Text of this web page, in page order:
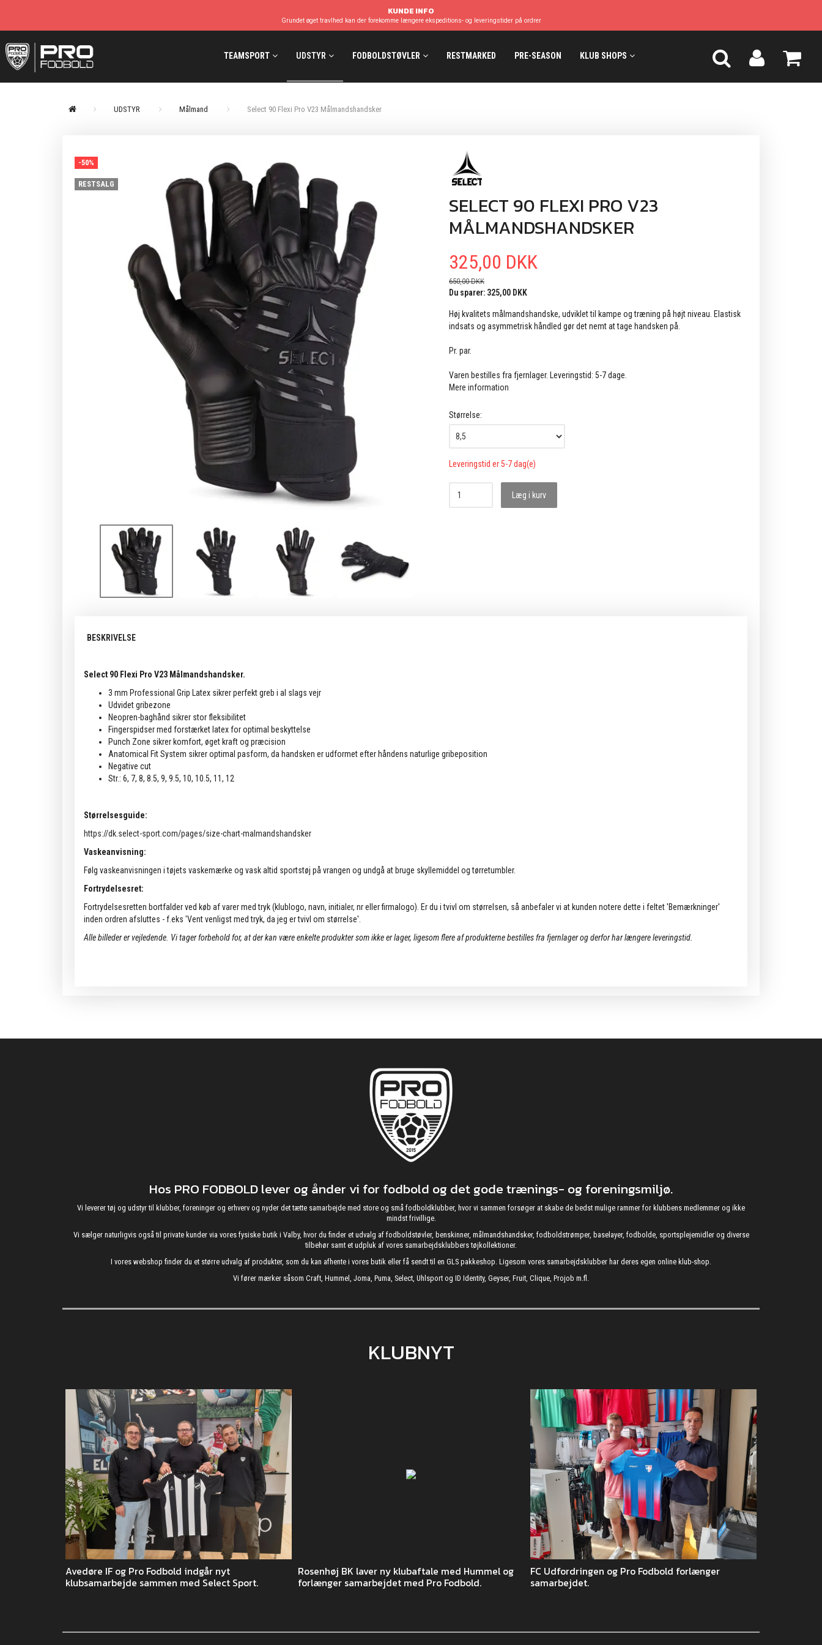
KUNDE INFO
Grundet øget travlhed kan der forekomme længere ekspeditions- og leveringstider på ordrer
TEAMSPORT UDSTYR FODBOLDSTØVLER RESTMARKED PRE-SEASON KLUB SHOPS
UDSTYR Målmand Select 90 Flexi Pro V23 Målmandshandsker
-50%
RESTSALG
SELECT 90 FLEXI PRO V23
MÅLMANDSHANDSKER
325,00 DKK
650,00 DKK
Du sparer: 325,00 DKK
Høj kvalitets målmandshandske, udviklet til kampe og træning på højt niveau. Elastisk
indsats og asymmetrisk håndled gør det nemt at tage handsken på.
Pr. par.
Varen bestilles fra fjernlager. Leveringstid: 5-7 dage.
Mere information
Størrelse:
Leveringstid er 5-7 dag(e)
Læg i kurv
BESKRIVELSE
Select 90 Flexi Pro V23 Målmandshandsker.
3 mm Professional Grip Latex sikrer perfekt greb i al slags vejr
Udvidet gribezone
Neopren-baghånd sikrer stor fleksibilitet
Fingerspidser med forstærket latex for optimal beskyttelse
Punch Zone sikrer komfort, øget kraft og præcision
Anatomical Fit System sikrer optimal pasform, da handsken er udformet efter håndens naturlige gribeposition
Negative cut
Str.: 6, 7, 8, 8.5, 9, 9.5, 10, 10.5, 11, 12
Størrelsesguide:
https://dk.select-sport.com/pages/size-chart-malmandshandsker
Vaskeanvisning:
Følg vaskeanvisningen i tøjets vaskemærke og vask altid sportstøj på vrangen og undgå at bruge skyllemiddel og tørretumbler.
Fortrydelsesret:
Fortrydelsesretten bortfalder ved køb af varer med tryk (klublogo, navn, initialer, nr eller firmalogo). Er du i tvivl om størrelsen, så anbefaler vi at kunden notere dette i feltet 'Bemærkninger'
inden ordren afsluttes - f.eks 'Vent venligst med tryk, da jeg er tvivl om størrelse'.
Alle billeder er vejledende. Vi tager forbehold for, at der kan være enkelte produkter som ikke er lager, ligesom flere af produkterne bestilles fra fjernlager og derfor har længere leveringstid.
Hos PRO FODBOLD lever og ånder vi for fodbold og det gode trænings- og foreningsmiljø.
Vi leverer tøj og udstyr til klubber, foreninger og erhverv og nyder det tætte samarbejde med store og små fodboldklubber, hvor vi sammen forsøger at skabe de bedst mulige rammer for klubbens medlemmer og ikke
mindst frivillige.
Vi sælger naturligvis også til private kunder via vores fysiske butik i Valby, hvor du finder et udvalg af fodboldstøvler, benskinner, målmandshandsker, fodboldstrømper, baselayer, fodbolde, sportsplejemidler og diverse
tilbehør samt et udpluk af vores samarbejdsklubbers tøjkollektioner.
I vores webshop finder du et større udvalg af produkter, som du kan afhente i vores butik eller få sendt til en GLS pakkeshop. Ligesom vores samarbejdsklubber har deres egen online klub-shop.
Vi fører mærker såsom Craft, Hummel, Joma, Puma, Select, Uhlsport og ID Identity, Geyser, Fruit, Clique, Projob m.fl.
KLUBNYT
Avedøre IF og Pro Fodbold indgår nyt
klubsamarbejde sammen med Select Sport.
Rosenhøj BK laver ny klubaftale med Hummel og
forlænger samarbejdet med Pro Fodbold.
FC Udfordringen og Pro Fodbold forlænger
samarbejdet.